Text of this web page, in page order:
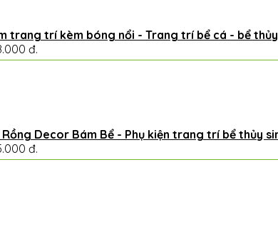
trang trí kèm bóng nổi - Trang trí bể cá - bể
đ.
Decor Bám Bể - Phụ kiện trang trí bể thủy
đ.